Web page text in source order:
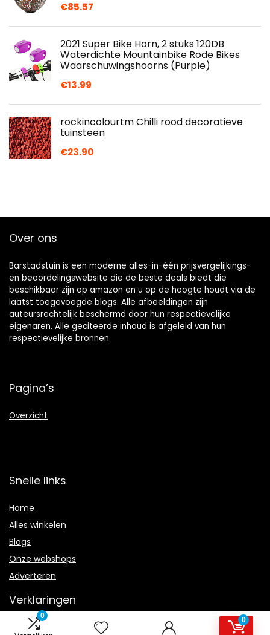
0
0
€85.57
2021 Super Bike Horn, 2 stuks 120DB
Waterdichte Mountainbike Rode Bikes
Waarschuwingshoorns (Purple)
€13.99
rockincolourtm Chilli rood decoratieve
tuinsteen
€23.90
Over ons
Barstadstuin is een moderne alles-in-één prijsvergelijkings-
en beoordelingswebsite die de beste deals biedt die
beschikbaar zijn op amazon en u op de hoogte houdt via de
laatst toegevoegde blogs. Alle afbeeldingen zijn
auteursrechtelijk beschermd door hun respectievelijke
eigenaren. Alle geciteerde inhoud is afgeleid van hun
respectievelijke bronnen.
Pagina’s
Overzicht
Snelle links
Home
Alles winkelen
Blogs
Onze webshops
Adverteren
Verklaringen
Privacybeleid